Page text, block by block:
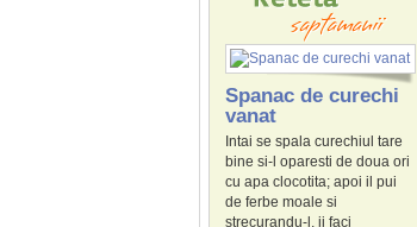
Spanac de curechi
vanat
Intai se spala curechiul tare
bine si-l oparesti de doua ori
cu apa clocotita; apoi il pui
de ferbe moale si
strecurandu-l, ii faci